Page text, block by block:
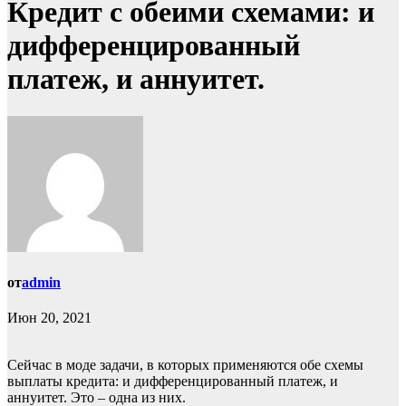
Кредит с обеими схемами: и
дифференцированный
платеж, и аннуитет.
отadmin
Июн 20, 2021
Сейчас в моде задачи, в которых применяются обе схемы
выплаты кредита: и дифференцированный платеж, и
аннуитет. Это – одна из них.